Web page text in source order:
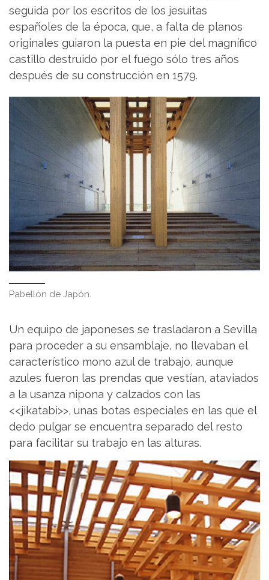
seguida por los escritos de los jesuitas
españoles de la época, que, a falta de planos
originales guiaron la puesta en pie del magnífico
castillo destruido por el fuego sólo tres años
después de su construcción en 1579.
Pabellón de Japón.
Un equipo de japoneses se trasladaron a Sevilla
para proceder a su ensamblaje, no llevaban el
característico mono azul de trabajo, aunque
azules fueron las prendas que vestían, ataviados
a la usanza nipona y calzados con las
<<jikatabi>>, unas botas especiales en las que el
dedo pulgar se encuentra separado del resto
para facilitar su trabajo en las alturas.